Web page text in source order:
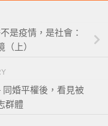
是疫情，是社會：
上）
婚平權後，看見被
群體